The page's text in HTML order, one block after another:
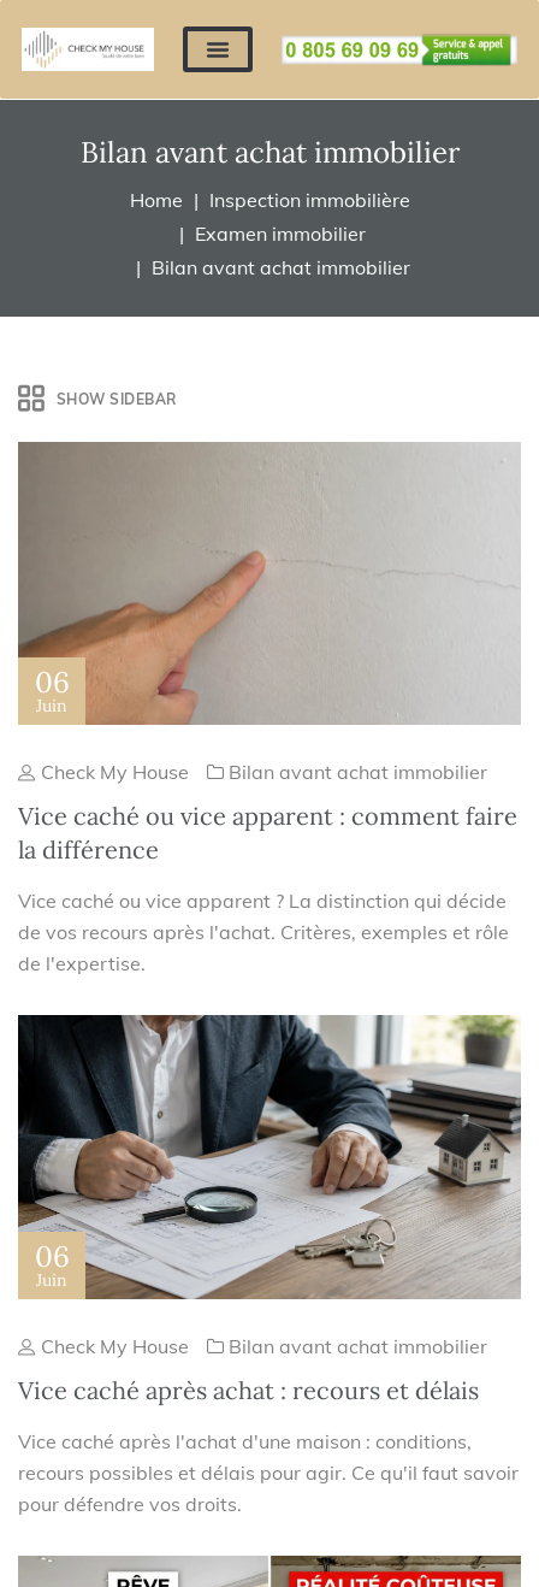
Bilan avant achat immobilier
Home
Inspection immobilière
Examen immobilier
Bilan avant achat immobilier
SHOW SIDEBAR
06
Juin
Check My House Bilan avant achat immobilier
Vice caché ou vice apparent : comment faire
la différence
Vice caché ou vice apparent ? La distinction qui décide
de vos recours après l'achat. Critères, exemples et rôle
de l'expertise.
06
Juin
Check My House Bilan avant achat immobilier
Vice caché après achat : recours et délais
Vice caché après l'achat d'une maison : conditions,
recours possibles et délais pour agir. Ce qu'il faut savoir
pour défendre vos droits.